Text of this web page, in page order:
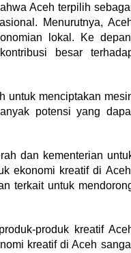
Aceh terpilih
Menurutnya,
lokal. Ke
besar
untuk menciptakan
potensi yang
dan kementerian
ekonomi kreatif di
terkait untuk
produk kreatif
kreatif di Aceh